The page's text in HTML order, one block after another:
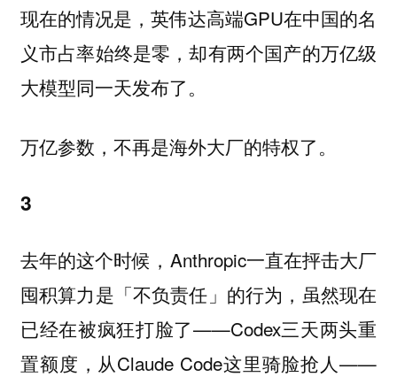
现在的情况是，英伟达高端GPU在中国的名
义市占率始终是零，却有两个国产的万亿级
大模型同一天发布了。
万亿参数，不再是海外大厂的特权了。
3
去年的这个时候，Anthropic一直在抨击大厂
囤积算力是「不负责任」的行为，虽然现在
已经在被疯狂打脸了——Codex三天两头重
置额度，从Claude Code这里骑脸抢人——